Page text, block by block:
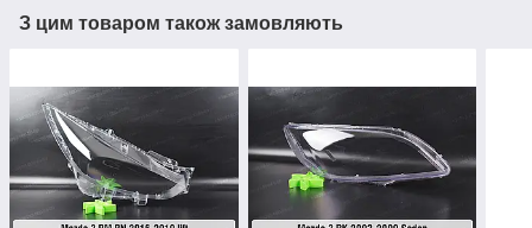
З цим товаром також замовляють